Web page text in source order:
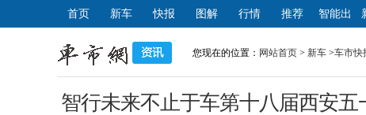
首页 新车 快报 图解 行情 推荐 智能出
您现在的位置： 网站首页 > 新车 >车市快
智行未来不止于车第十八届西安五